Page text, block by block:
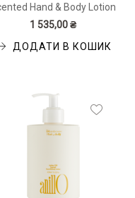
Hand & Body Lotion
450 мл
1 535,00 ₴
ДОДАТИ В КОШИК